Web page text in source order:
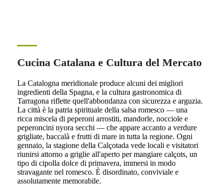
Cucina Catalana e Cultura del Mercato
La Catalogna meridionale produce alcuni dei migliori
ingredienti della Spagna, e la cultura gastronomica di
Tarragona riflette quell'abbondanza con sicurezza e arguzia.
La città è la patria spirituale della salsa romesco — una
ricca miscela di peperoni arrostiti, mandorle, nocciole e
peperoncini nyora secchi — che appare accanto a verdure
grigliate, baccalà e frutti di mare in tutta la regione. Ogni
gennaio, la stagione della Calçotada vede locali e visitatori
riunirsi attorno a griglie all'aperto per mangiare calçots, un
tipo di cipolla dolce di primavera, immersi in modo
stravagante nel romesco. È disordinato, conviviale e
assolutamente memorabile.